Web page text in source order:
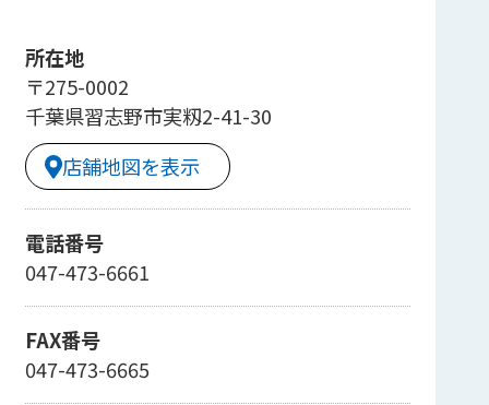
所在地
〒275-0002
千葉県習志野市実籾2-41-30
店舗地図を表示
電話番号
047-473-6661
FAX番号
047-473-6665